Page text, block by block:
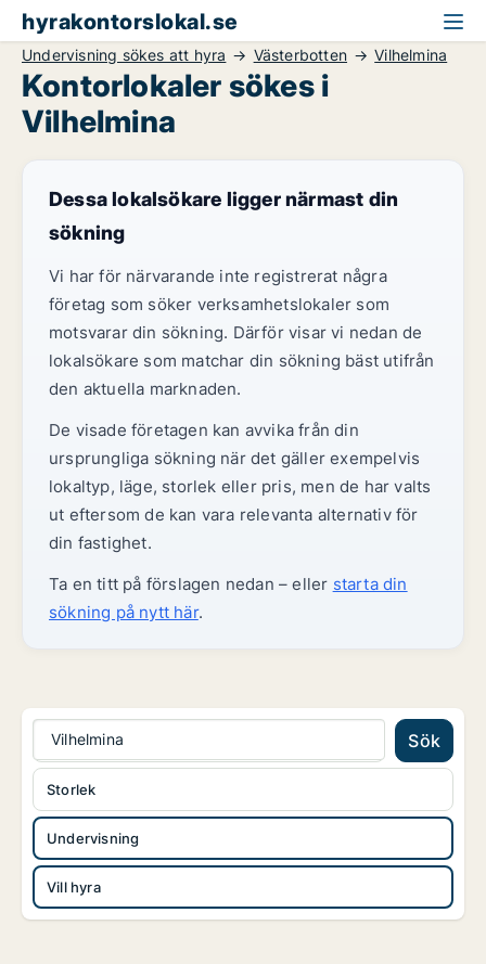
hyrakontorslokal.se
Undervisning sökes att hyra Västerbotten Vilhelmina
Kontorlokaler sökes i
Vilhelmina
Dessa lokalsökare ligger närmast din
sökning
Vi har för närvarande inte registrerat några
företag som söker verksamhetslokaler som
motsvarar din sökning. Därför visar vi nedan de
lokalsökare som matchar din sökning bäst utifrån
den aktuella marknaden.
De visade företagen kan avvika från din
ursprungliga sökning när det gäller exempelvis
lokaltyp, läge, storlek eller pris, men de har valts
ut eftersom de kan vara relevanta alternativ för
din fastighet.
Ta en titt på förslagen nedan – eller starta din
sökning på nytt här.
Vilhelmina Sök
Undervisning
Vill hyra
Storlek